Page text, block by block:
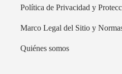
Política de Privacidad y
Marco Legal del Sitio y
Quiénes somos